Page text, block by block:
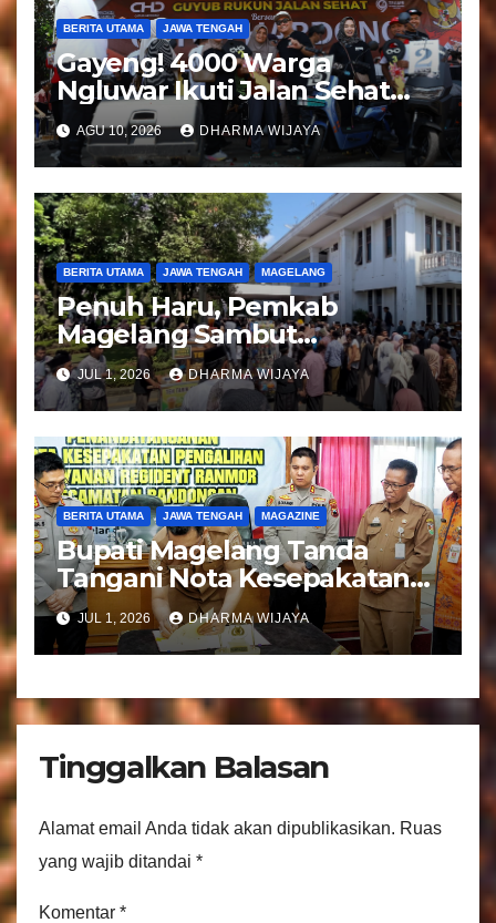
BERITA UTAMA JAWA TENGAH
Gayeng! 4000 Warga
Ngluwar Ikuti Jalan Sehat
Guyub Rukun, Catur
Hardono : Angkat Potensi
Desa
AGU 10, 2026 DHARMA WIJAYA
BERITA UTAMA JAWA TENGAH MAGELANG
Penuh Haru, Pemkab
Magelang Sambut
Kepulangan Jemaah Haji
Kloter 81
JUL 1, 2026 DHARMA WIJAYA
BERITA UTAMA JAWA TENGAH MAGAZINE
Bupati Magelang Tanda
Tangani Nota Kesepakatan
Pengalihan Pelayanan
Regident Di Kecamatan
Bandongan
JUL 1, 2026 DHARMA WIJAYA
Tinggalkan Balasan
Alamat email Anda tidak akan dipublikasikan. Ruas
yang wajib ditandai *
Komentar *